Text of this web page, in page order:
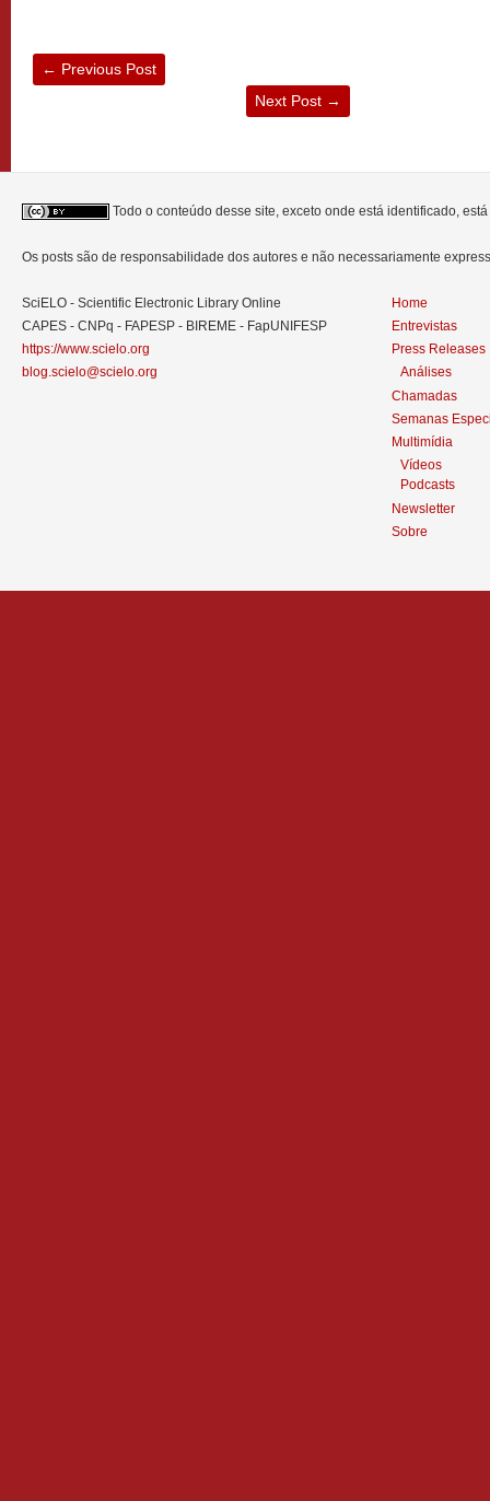
← Previous Post
Next Post →
Todo o conteúdo desse site, exceto onde está identificado,
Os posts são de responsabilidade dos autores e não necessariamente
SciELO - Scientific Electronic Library Online
CAPES - CNPq - FAPESP - BIREME - FapUNIFESP
https://www.scielo.org
blog.scielo@scielo.org
Home
Entrevistas
Press Releases
Análises
Chamadas
Semanas
Multimídia
Vídeos
Podcasts
Newsletter
Sobre